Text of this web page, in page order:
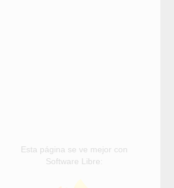
Esta página se ve mejor con
Software Libre: